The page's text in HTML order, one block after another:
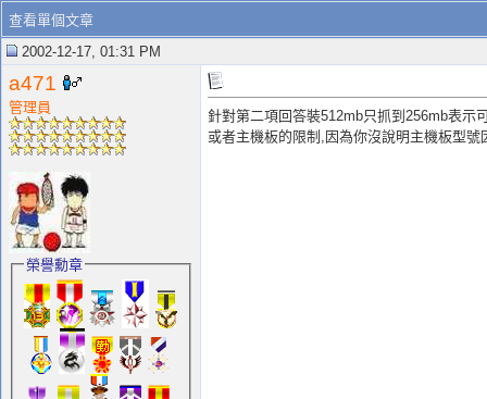
查看單個文章
2002-12-17, 01:31 PM
a471
管理員
榮譽勳章
針對第二項回答裝512mb只抓到256mb表示
或者主機板的限制,因為你沒說明主機板型號